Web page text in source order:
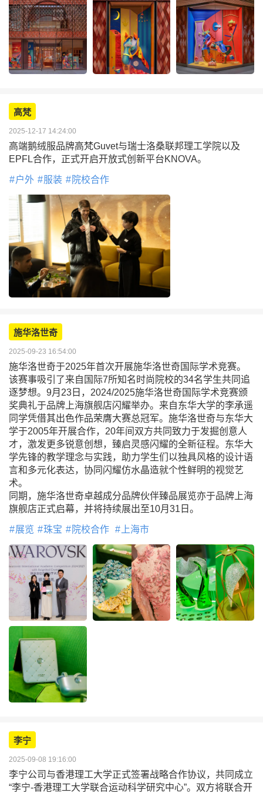
高梵
2025-12-17 14:24:00
高端鹅绒服品牌高梵Guvet与瑞士洛桑联邦理工学院以及
EPFL合作，正式开启开放式创新平台KNOVA。
户外 服装 院校合作
施华洛世奇
2025-09-23 16:54:00
施华洛世奇于2025年首次开展施华洛世奇国际学术竞赛。
该赛事吸引了来自国际7所知名时尚院校的34名学生共同追
逐梦想。9月23日，2024/2025施华洛世奇国际学术竞赛颁
奖典礼于品牌上海旗舰店闪耀举办。来自东华大学的李承遥
同学凭借其出色作品荣膺大赛总冠军。施华洛世奇与东华大
学于2005年开展合作，20年间双方共同致力于发掘创意人
才，激发更多锐意创想，臻启灵感闪耀的全新征程。东华大
学先锋的教学理念与实践，助力学生们以独具风格的设计语
言和多元化表达，协同闪耀仿水晶造就个性鲜明的视觉艺
术。
同期，施华洛世奇卓越成分品牌伙伴臻品展览亦于品牌上海
旗舰店正式启幕，并将持续展出至10月31日。
展览 珠宝 院校合作 上海市
李宁
2025-09-08 19:16:00
李宁公司与香港理工大学正式签署战略合作协议，共同成立
“李宁-香港理工大学联合运动科学研究中心”。双方将联合开